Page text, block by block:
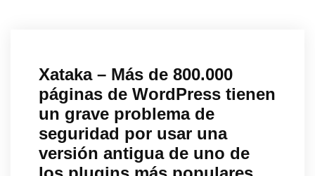
Xataka – Más de 800.000
páginas de WordPress tienen
un grave problema de
seguridad por usar una
versión antigua de uno de